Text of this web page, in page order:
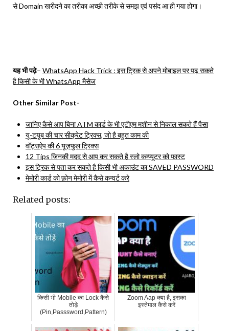
से Domain खरीदने का तरीका अच्छी तरीके से समझ एवं पसंद आ ही गया होगा।
यह भी पढ़े– WhatsApp Hack Trick : इस ट्रिक से अपने मोबाइल पर पढ़ सकते
है किसी के भी WhatsApp मैसेज
Other Similar Post-
जानिए कैसे आप बिना ATM कार्ड के भी एटीएम मशीन से निकाल सकते हैं पैसा
यू-टयूब की चार सीक्रेट ट्रिक्स, जो है बहुत काम की
वॉट्सऐप की 6 यूज़फुल ट्रिक्स
12 Tips जिनकी मदद से आप कर सकते है स्लो कम्प्यूटर को फास्ट
इस ट्रिक से पता कर सकते है किसी भी अकाउंट का SAVED PASSWORD
मेमोरी कार्ड को फ़ोन मेमोरी में कैसे कन्वर्ट करे
Related posts:
किसी भी Mobile का Lock कैसे
तोड़े
(Pin,Passsword,Pattern)
Zoom Aap क्या है, इसका
इस्तेमाल कैसे करें